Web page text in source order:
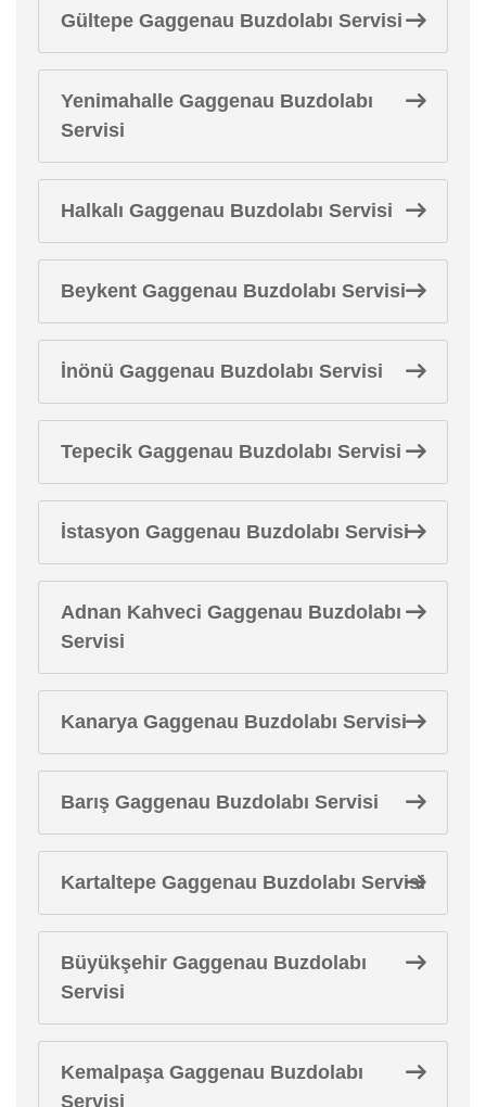
Gültepe Gaggenau Buzdolabı Servisi
Yenimahalle Gaggenau Buzdolabı
Servisi
Halkalı Gaggenau Buzdolabı Servisi
Beykent Gaggenau Buzdolabı Servisi
İnönü Gaggenau Buzdolabı Servisi
Tepecik Gaggenau Buzdolabı Servisi
İstasyon Gaggenau Buzdolabı Servisi
Adnan Kahveci Gaggenau Buzdolabı
Servisi
Kanarya Gaggenau Buzdolabı Servisi
Barış Gaggenau Buzdolabı Servisi
Kartaltepe Gaggenau Buzdolabı Servisi
Büyükşehir Gaggenau Buzdolabı
Servisi
Kemalpaşa Gaggenau Buzdolabı
Servisi